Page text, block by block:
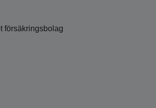
försäkringsbolag